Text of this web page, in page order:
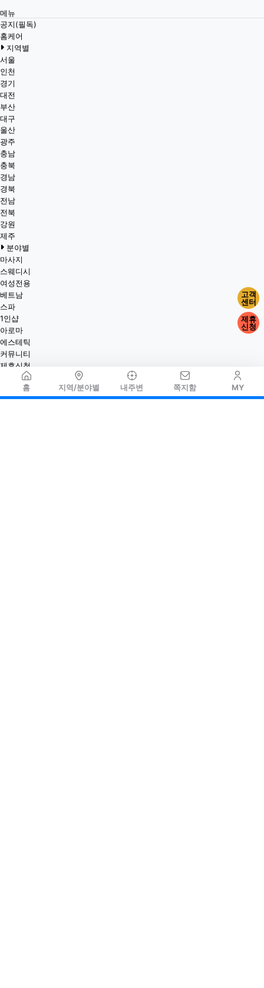
홈 지역/분야별 내주변 쪽지함 MY
메뉴
공지(필독)
홈케어
지역별
서울
인천
경기
대전
부산
대구
울산
광주
충남
충북
경남
경북
전남
전북
강원
제주
분야별
마사지
스웨디시
여성전용
베트남
스파
1인샵
아로마
에스테틱
커뮤니티
제휴신청
고객
센터
제휴
신청